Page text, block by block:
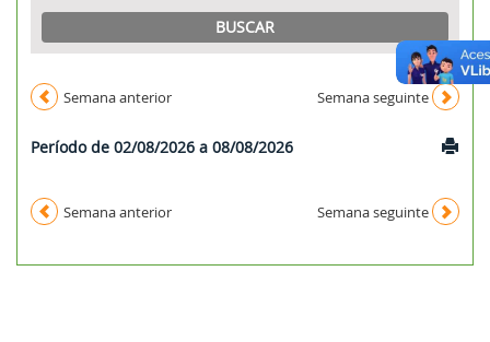
Semana anterior Semana seguinte
Período de 02/08/2026 a 08/08/2026
Semana anterior Semana seguinte